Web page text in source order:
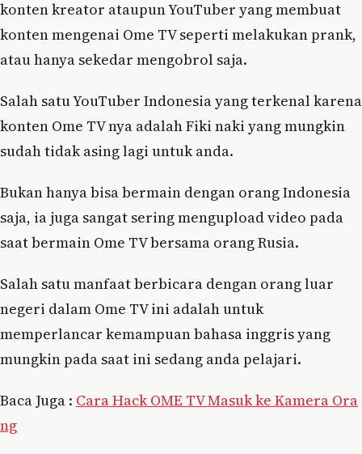
konten kreator ataupun YouTuber yang membuat
konten mengenai Ome TV seperti melakukan prank,
atau hanya sekedar mengobrol saja.
Salah satu YouTuber Indonesia yang terkenal karena
konten Ome TV nya adalah Fiki naki yang mungkin
sudah tidak asing lagi untuk anda.
Bukan hanya bisa bermain dengan orang Indonesia
saja, ia juga sangat sering mengupload video pada
saat bermain Ome TV bersama orang Rusia.
Salah satu manfaat berbicara dengan orang luar
negeri dalam Ome TV ini adalah untuk
memperlancar kemampuan bahasa inggris yang
mungkin pada saat ini sedang anda pelajari.
Baca Juga : Cara Hack OME TV Masuk ke Kamera Ora
ng